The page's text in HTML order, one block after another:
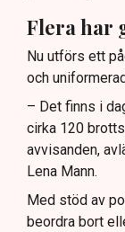
Flera har
Nu utförs ett
och
– Det finns i
cirka 120
avvisanden,
Lena Mann.
Med stöd av
beordra bort